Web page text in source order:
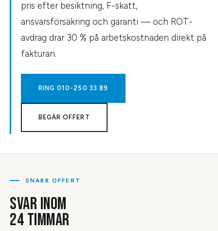
pris efter besiktning, F-skatt,
ansvarsförsäkring och garanti — och ROT-
avdrag drar 30 % på arbetskostnaden direkt på
fakturan.
RING010-250 33 89
BEGÄR OFFERT
SNABB OFFERT
SVAR INOM
24 TIMMAR